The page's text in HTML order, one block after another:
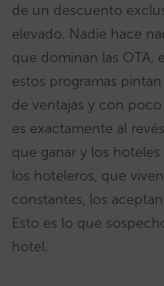
de un descuento
elevado. Nadie hace
que dominan las OTA,
estos programas
de ventajas y con
es exactamente al
que ganar y los
los hoteleros, que
constantes, los
Esto es lo que
hotel.